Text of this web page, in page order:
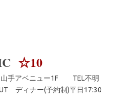
☆10
山手アベニュー1F TEL不明
ディナー(予約制)平日17:30